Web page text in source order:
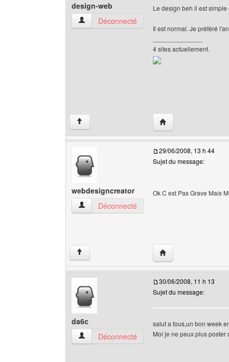
design-web
design-web Voir le profil de l'utilisateur
Déconnecté
Le design beh il est
Il est normal. Je préféré
4 sites actuellement.
↑ Visiter le site web
webdesigncreator
webdesigncreator Voir le profil de l'utilisateur
Déconnecté
29/06/2008, 13 h 44
Sujet du message:
Ok C est Pas Grave Mais
↑ Visiter le site web
da6c
da6c Voir le profil de l'utilisateur
Déconnecté
30/06/2008, 11 h 13
Sujet du message:
salut a tous,un bon week
Moi je ne peux plus poster